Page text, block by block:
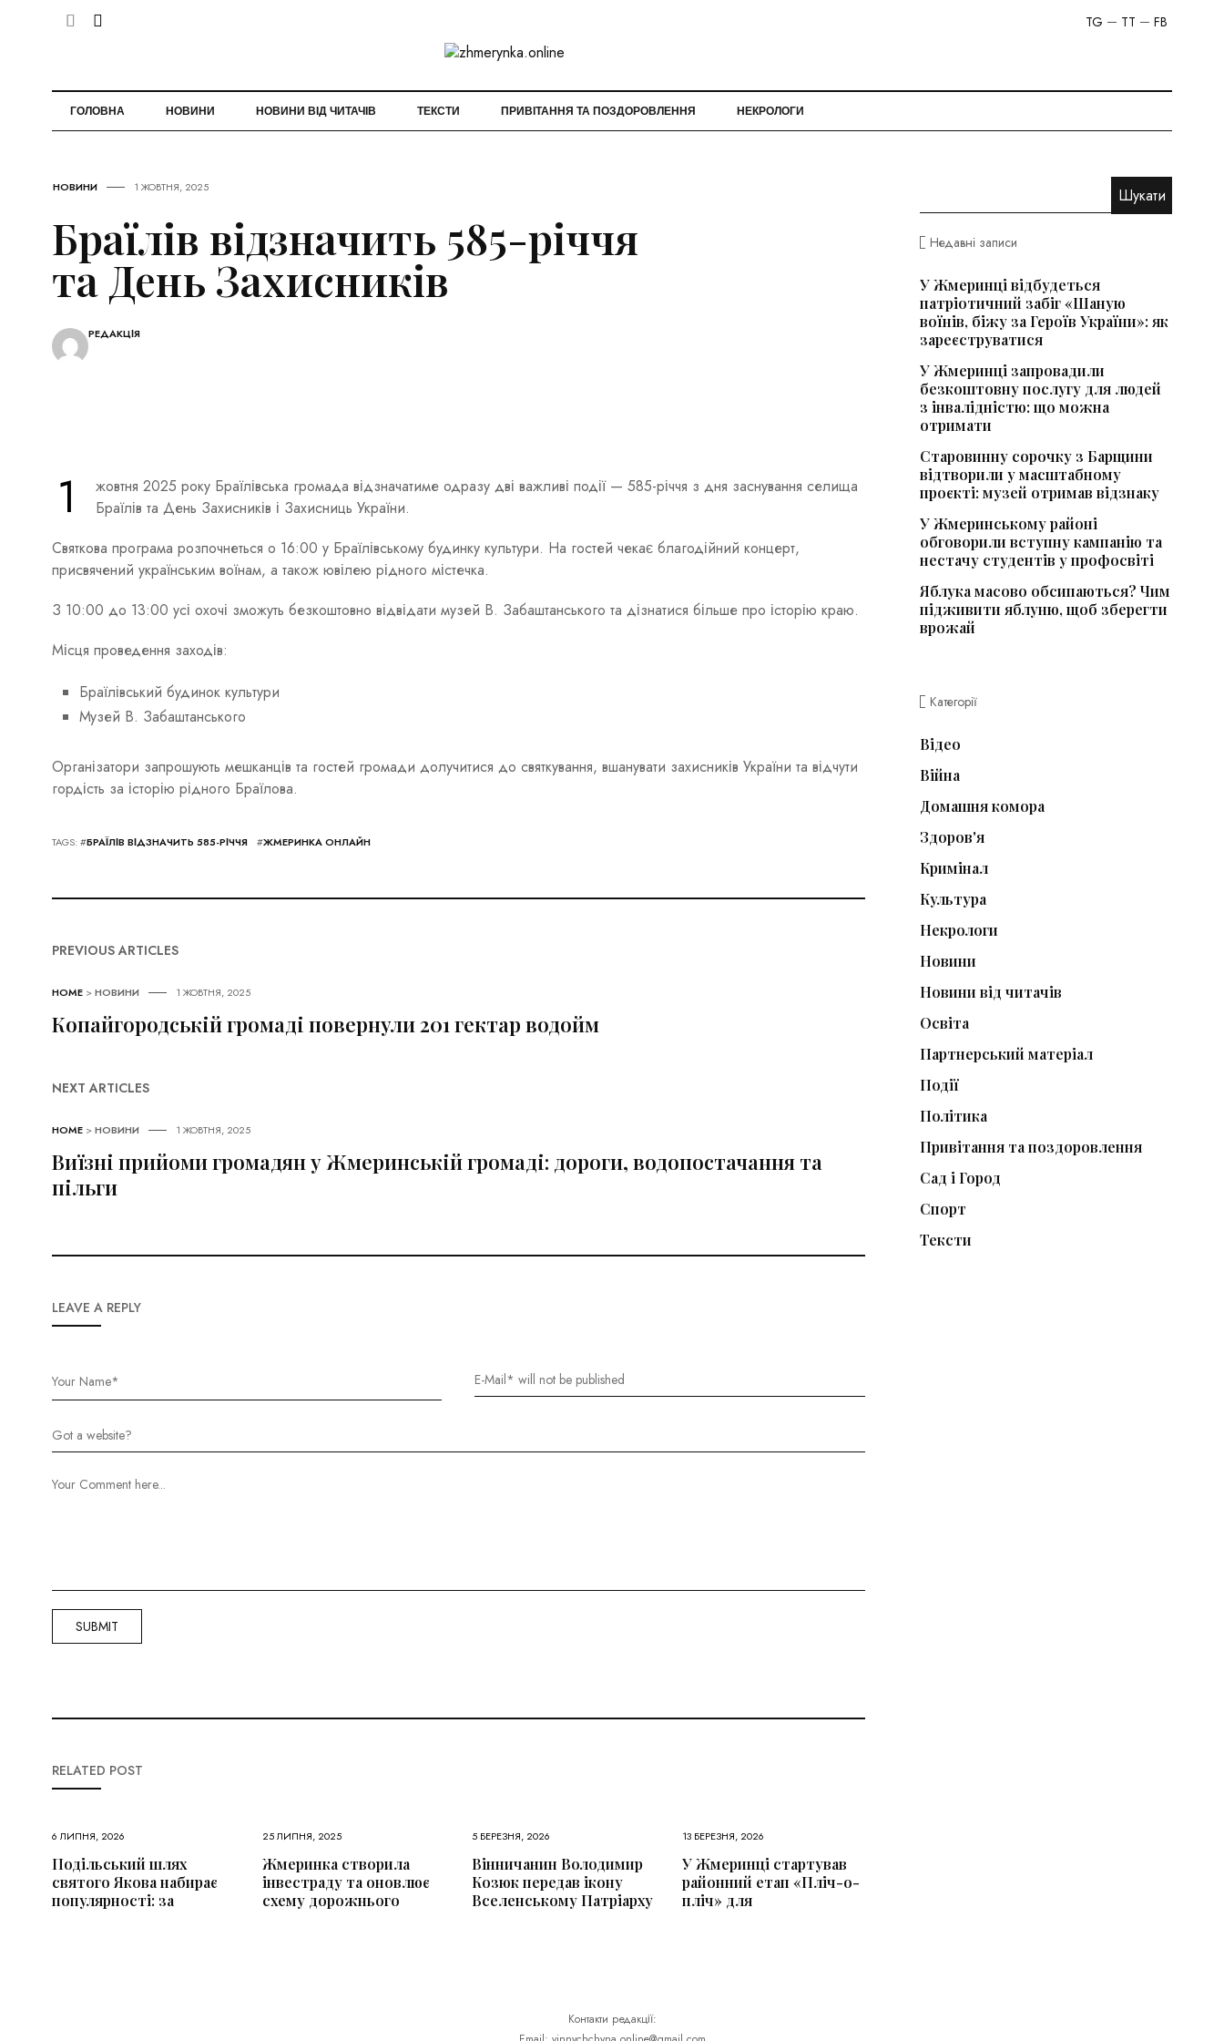
FB
TT
TG
ГОЛОВНА НОВИНИ НОВИНИ ВІД ЧИТАЧІВ ТЕКСТИ ПРИВІТАННЯ ТА ПОЗДОРОВЛЕННЯ НЕКРОЛОГИ
НОВИНИ 1 ЖОВТНЯ, 2025
Браїлів відзначить 585-річчя
та День Захисників
РЕДАКЦІЯ
1
жовтня 2025 року Браїлівська громада відзначатиме одразу дві важливі події — 585-річчя з дня заснування селища
Браїлів та День Захисників і Захисниць України.
Святкова програма розпочнеться о 16:00 у Браїлівському будинку культури. На гостей чекає благодійний концерт,
присвячений українським воїнам, а також ювілею рідного містечка.
З 10:00 до 13:00 усі охочі зможуть безкоштовно відвідати музей В. Забаштанського та дізнатися більше про історію краю.
Місця проведення заходів:
Браїлівський будинок культури
Музей В. Забаштанського
Організатори запрошують мешканців та гостей громади долучитися до святкування, вшанувати захисників України та відчути
гордість за історію рідного Браїлова.
TAGS: #БРАЇЛІВ ВІДЗНАЧИТЬ 585-РІЧЧЯ #ЖМЕРИНКА ОНЛАЙН
PREVIOUS ARTICLES
HOME >НОВИНИ 1 ЖОВТНЯ, 2025
Копайгородській громаді повернули 201 гектар водойм
NEXT ARTICLES
HOME >НОВИНИ 1 ЖОВТНЯ, 2025
Виїзні прийоми громадян у Жмеринській громаді: дороги, водопостачання та
пільги
LEAVE A REPLY
RELATED POST
6 ЛИПНЯ, 2026
Подільський шлях
святого Якова набирає
популярності: за
25 ЛИПНЯ, 2025
Жмеринка створила
інвестраду та оновлює
схему дорожнього
5 БЕРЕЗНЯ, 2026
Вінничанин Володимир
Козюк передав ікону
Вселенському Патріарху
13 БЕРЕЗНЯ, 2026
У Жмеринці стартував
районний етап «Пліч-о-
пліч» для
Недавні записи
У Жмеринці відбудеться
патріотичний забіг «Шаную
воїнів, біжу за Героїв України»: як
зареєструватися
У Жмеринці запровадили
безкоштовну послугу для людей
з інвалідністю: що можна
отримати
Старовинну сорочку з Барщини
відтворили у масштабному
проєкті: музей отримав відзнаку
У Жмеринському районі
обговорили вступну кампанію та
нестачу студентів у профосвіті
Яблука масово обсипаються? Чим
підживити яблуню, щоб зберегти
врожай
Категорії
Відео
Війна
Домашня комора
Здоров'я
Кримінал
Культура
Некрологи
Новини
Новини від читачів
Освіта
Партнерський матеріал
Події
Політика
Привітання та поздоровлення
Сад і Город
Спорт
Тексти
Контакти редакції: